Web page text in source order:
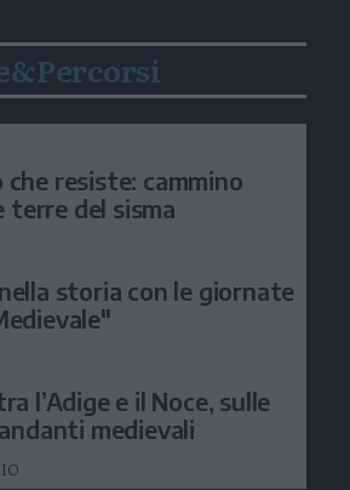
resiste: cammino
terre del sisma
storia con le giornate
l’Adige e il Noce, sulle
medievali